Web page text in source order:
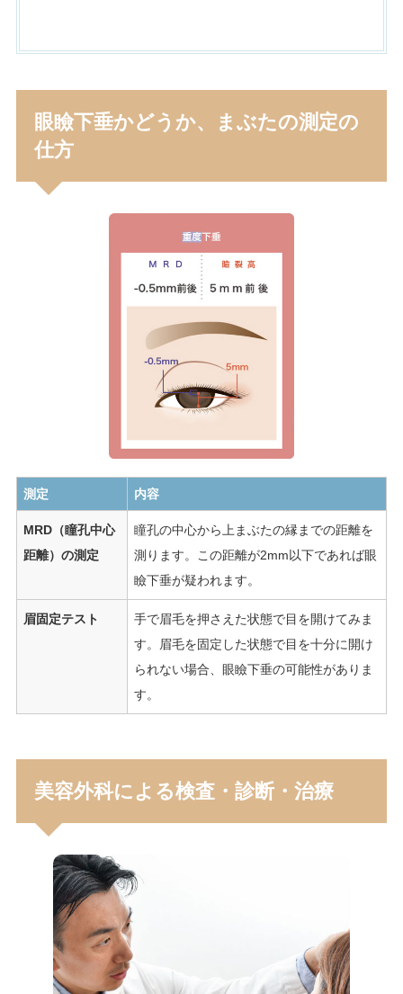
眼瞼下垂かどうか、まぶたの測定の
仕方
測定 内容
MRD（瞳孔中心
距離）の測定
瞳孔の中心から上まぶたの縁までの距離を
測ります。この距離が2mm以下であれば眼
瞼下垂が疑われます。
眉固定テスト
手で眉毛を押さえた状態で目を開けてみま
す。眉毛を固定した状態で目を十分に開け
られない場合、眼瞼下垂の可能性がありま
す。
美容外科による検査・診断・治療